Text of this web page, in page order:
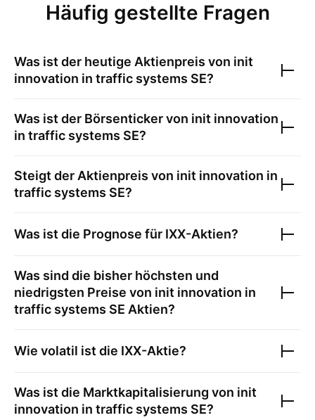
Häufig gestellte Fragen
Was ist der heutige Aktienpreis von init
innovation in traffic systems SE?
Was ist der Börsenticker von init innovation
in traffic systems SE?
Steigt der Aktienpreis von init innovation in
traffic systems SE?
Was ist die Prognose für IXX-Aktien?
Was sind die bisher höchsten und
niedrigsten Preise von init innovation in
traffic systems SE Aktien?
Wie volatil ist die IXX-Aktie?
Was ist die Marktkapitalisierung von init
innovation in traffic systems SE?